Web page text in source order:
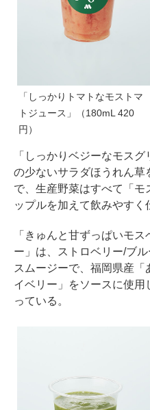
「しっかりトマトなモストマ
トジュース」（180mL 420
円）
「しっかりベジーなモス
の少ないサラダほうれん草
で、生産野菜はすべて「
ップルを加えて飲みやすく
「きゅんと甘ずっぱいモ
ー」は、ストロベリー/ブ
スムージーで、福岡県産
イベリー」をソースに使
っている。